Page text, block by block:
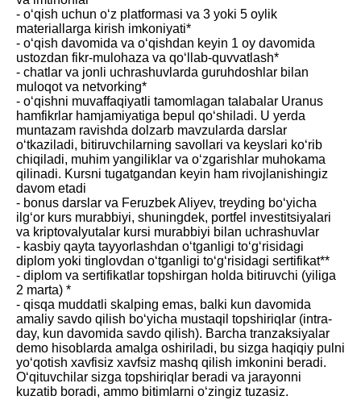
- o‘qish uchun o‘z platformasi va 3 yoki 5 oylik
materiallarga kirish imkoniyati*
- o‘qish davomida va o‘qishdan keyin 1 oy davomida
ustozdan fikr-mulohaza va qo‘llab-quvvatlash*
- chatlar va jonli uchrashuvlarda guruhdoshlar bilan
muloqot va netvorking*
- o‘qishni muvaffaqiyatli tamomlagan talabalar Uranus
hamfikrlar hamjamiyatiga bepul qo‘shiladi. U yerda
muntazam ravishda dolzarb mavzularda darslar
o‘tkaziladi, bitiruvchilarning savollari va keyslari ko‘rib
chiqiladi, muhim yangiliklar va o‘zgarishlar muhokama
qilinadi. Kursni tugatgandan keyin ham rivojlanishingiz
davom etadi
- bonus darslar va Feruzbek Aliyev, treyding bo‘yicha
ilg‘or kurs murabbiyi, shuningdek, portfel investitsiyalari
va kriptovalyutalar kursi murabbiyi bilan uchrashuvlar
- kasbiy qayta tayyorlashdan o‘tganligi to‘g‘risidagi
diplom yoki tinglovdan o‘tganligi to‘g‘risidagi sertifikat**
- diplom va sertifikatlar topshirgan holda bitiruvchi (yiliga
2 marta) *
- qisqa muddatli skalping emas, balki kun davomida
amaliy savdo qilish bo‘yicha mustaqil topshiriqlar (intra-
day, kun davomida savdo qilish). Barcha tranzaksiyalar
demo hisoblarda amalga oshiriladi, bu sizga haqiqiy pulni
yo‘qotish xavfisiz xavfsiz mashq qilish imkonini beradi.
O‘qituvchilar sizga topshiriqlar beradi va jarayonni
kuzatib boradi, ammo bitimlarni o‘zingiz tuzasiz.